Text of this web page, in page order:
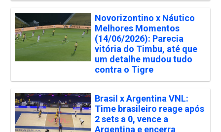
Novorizontino x Náutico
Melhores Momentos
(14/06/2026): Parecia
vitória do Timbu, até que
um detalhe mudou tudo
contra o Tigre
Brasil x Argentina VNL:
Time brasileiro reage após
2 sets a 0, vence a
Argentina e encerra